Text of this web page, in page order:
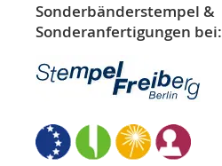
Sonderbänderstempel &
Sonderanfertigungen bei: